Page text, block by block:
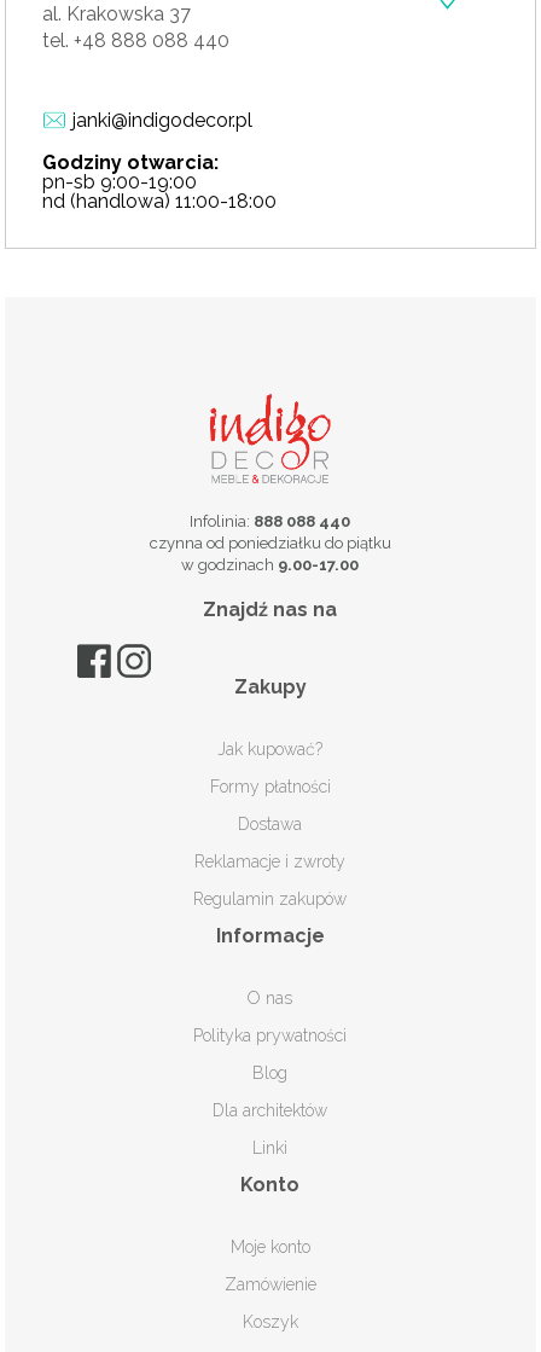
al. Krakowska 37
tel. +48 888 088 440
janki@indigodecor.pl
Godziny otwarcia:
pn-sb 9:00-19:00
nd (handlowa) 11:00-18:00
Infolinia: 888 088 440
czynna od poniedziałku do piątku
w godzinach 9.00-17.00
Znajdź nas na
Zakupy
Jak kupować?
Formy płatności
Dostawa
Reklamacje i zwroty
Regulamin zakupów
Informacje
O nas
Polityka prywatności
Blog
Dla architektów
Linki
Konto
Moje konto
Zamówienie
Koszyk